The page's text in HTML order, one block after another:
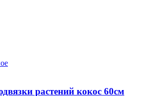
растений кокос 60см